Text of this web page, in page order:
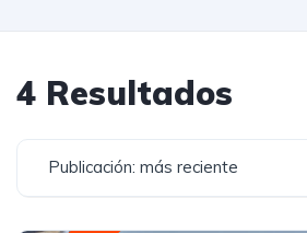
4 Resultados
Publicación: más reciente